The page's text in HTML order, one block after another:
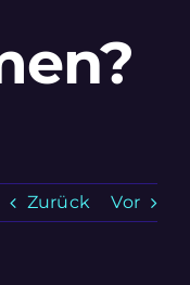
Zurück Vor